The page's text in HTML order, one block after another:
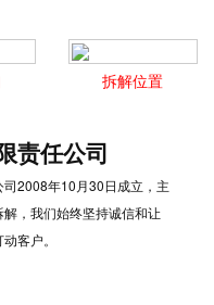
拆解位置
责任公司
2008年10月30日成立，主
，我们始终坚持诚信和让
客户。